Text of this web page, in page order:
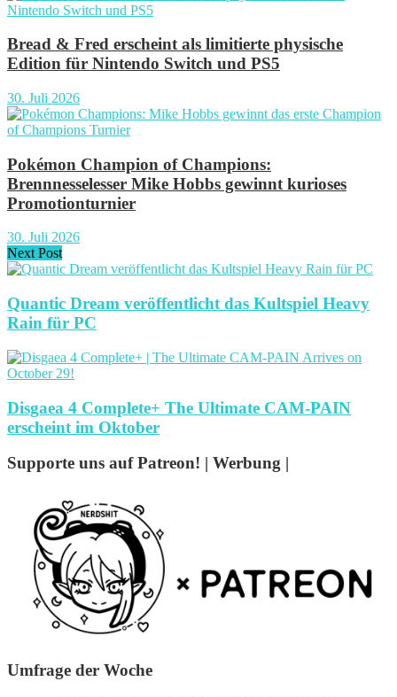
Bread & Fred erscheint als limitierte physische
Edition für Nintendo Switch und PS5
30. Juli 2026
Pokémon Champion of Champions:
Brennnesselesser Mike Hobbs gewinnt kurioses
Promotionturnier
30. Juli 2026
Next Post
Quantic Dream veröffentlicht das Kultspiel Heavy
Rain für PC
Disgaea 4 Complete+ The Ultimate CAM-PAIN
erscheint im Oktober
Supporte uns auf Patreon! | Werbung |
Umfrage der Woche